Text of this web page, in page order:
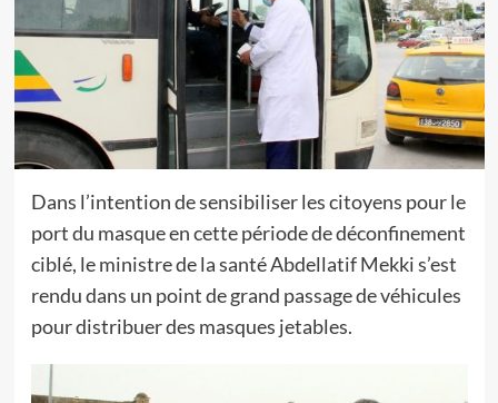
Dans l’intention de sensibiliser les citoyens pour le
port du masque en cette période de déconfinement
ciblé, le ministre de la santé Abdellatif Mekki s’est
rendu dans un point de grand passage de véhicules
pour distribuer des masques jetables.